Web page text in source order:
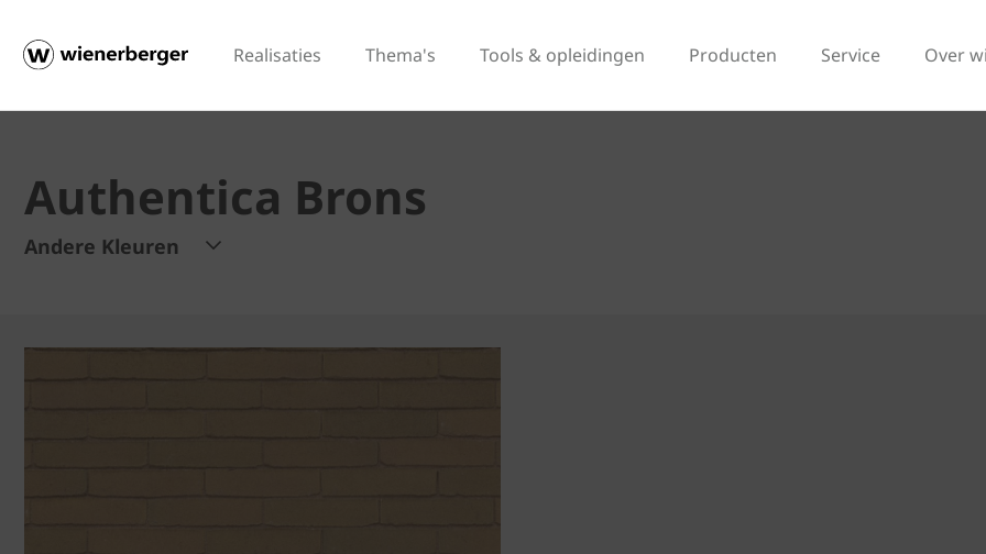
Realisaties Thema's Tools & opleidingen Producten Service Over
Authentica Brons
Andere Kleuren